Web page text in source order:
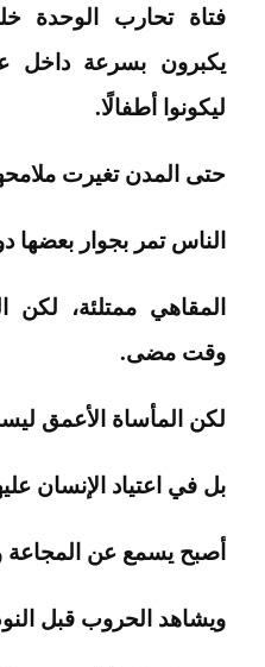
فتاة تحارب الوحدة
يكبرون بسرعة داخل
ليكونوا أطفالًا.
حتى المدن تغيرت
الناس تمر بجوار بعضها
المقاهي ممتلئة،
وقت مضى.
لكن المأساة الأعمق
بل في اعتياد الإنسان
أصبح يسمع عن المجاعة
ويشاهد الحروب قبل